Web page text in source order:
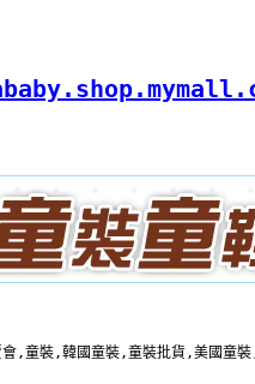
會,童裝,韓國童裝,童裝批貨,美國童